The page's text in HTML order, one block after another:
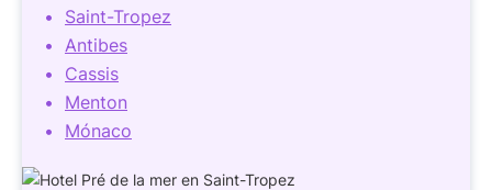
Saint-Tropez
Antibes
Cassis
Menton
Mónaco